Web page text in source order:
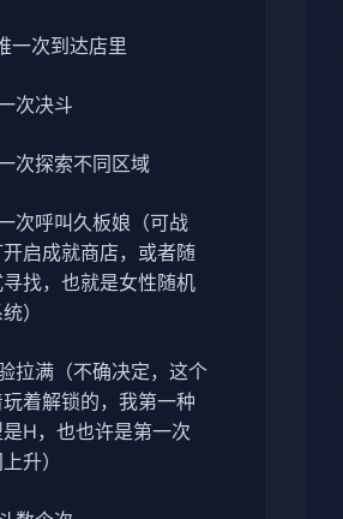
一次到达店里
次决斗
次探索不同区域
次呼叫久板娘（可战
启成就商店，或者随
找，也就是女性随机
）
拉满（不确决定，这个
着解锁的，我第一种
H，也也许是第一次
升）